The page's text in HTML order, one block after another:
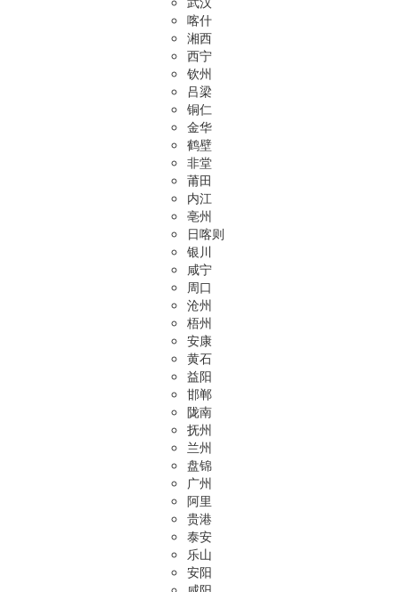
喀什
湘西
西宁
钦州
吕梁
铜仁
金华
鹤壁
非堂
莆田
内江
亳州
日喀则
银川
咸宁
周口
沧州
梧州
安康
黄石
益阳
邯郸
陇南
抚州
兰州
盘锦
广州
阿里
贵港
泰安
乐山
安阳